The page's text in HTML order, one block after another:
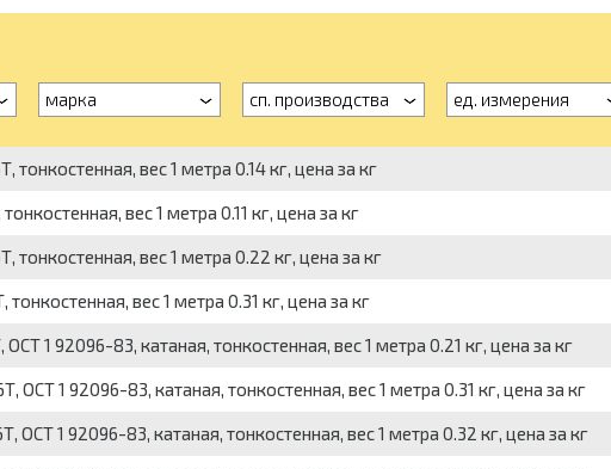
марка сп. производства ед. измерения
вес 1 метра 0.14 кг, цена за кг
вес 1 метра 0.11 кг, цена за кг
тонкостенная, вес 1 метра 0.22 кг, цена за кг
вес 1 метра 0.31 кг, цена за кг
1 92096-83, катаная, тонкостенная, вес 1 метра 0.21 кг, цена за кг
ОСТ 1 92096-83, катаная, тонкостенная, вес 1 метра 0.31 кг, цена за кг
ОСТ 1 92096-83, катаная, тонкостенная, вес 1 метра 0.32 кг, цена за кг